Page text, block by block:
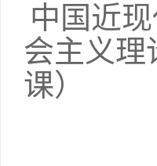
中国近
会主义理
课）